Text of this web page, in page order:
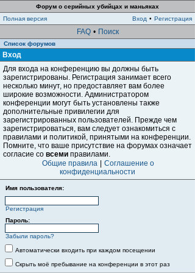
Форум о серийных убийцах и маньяках
Полная версия
Вход • Регистрация
FAQ • Поиск
Список форумов
Вход
Для входа на конференцию вы должны быть
зарегистрированы. Регистрация занимает всего
несколько минут, но предоставляет вам более
широкие возможности. Администратором
конференции могут быть установлены также
дополнительные привилегии для
зарегистрированных пользователей. Прежде чем
зарегистрироваться, вам следует ознакомиться с
правилами и политикой, принятыми на конференции.
Помните, что ваше присутствие на форумах означает
согласие со всеми правилами.
Общие правила
Соглашение о
конфиденциальности
Имя пользователя:
Регистрация
Пароль:
Забыли пароль?
Автоматически входить при каждом посещении
Скрыть моё пребывание на конференции в этот раз